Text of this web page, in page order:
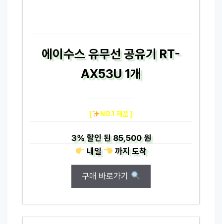
에이수스 유무선 공유기 RT-
AX53U 1개
[ NO.1 제품 ]
3%할인 된85,500 원
내일
까지도착
구매 바로가기